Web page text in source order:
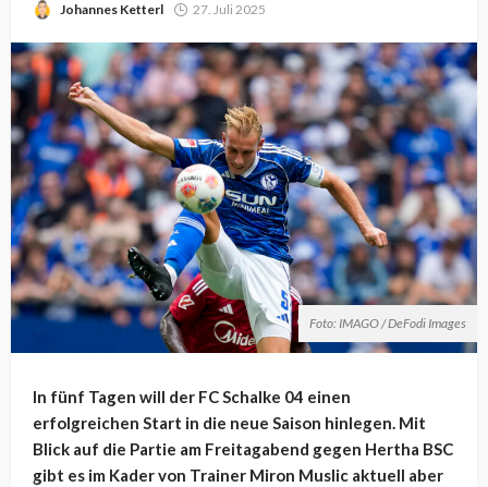
Johannes Ketterl 27. Juli 2025
Foto: IMAGO / DeFodi Images
In fünf Tagen will der FC Schalke 04 einen
erfolgreichen Start in die neue Saison hinlegen. Mit
Blick auf die Partie am Freitagabend gegen Hertha BSC
gibt es im Kader von Trainer Miron Muslic aktuell aber